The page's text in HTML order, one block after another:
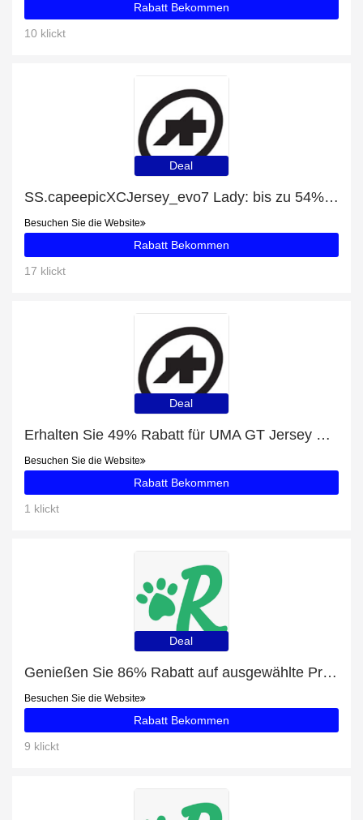
Rabatt Bekommen
10 klickt
Deal
SS.capeepicXCJersey_evo7 Lady: bis zu 54% Rabatt
Besuchen Sie die Website
Rabatt Bekommen
17 klickt
Deal
Erhalten Sie 49% Rabatt für UMA GT Jersey C2 Drop Head
Besuchen Sie die Website
Rabatt Bekommen
1 klickt
Deal
Genießen Sie 86% Rabatt auf ausgewählte Produkte
Besuchen Sie die Website
Rabatt Bekommen
9 klickt